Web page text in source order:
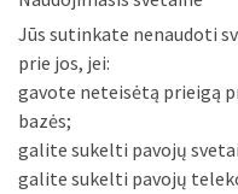
Jūs sutinkate nenaudoti
prie jos, jei:
gavote neteisėtą prieigą
bazės;
galite sukelti pavojų
galite sukelti pavojų